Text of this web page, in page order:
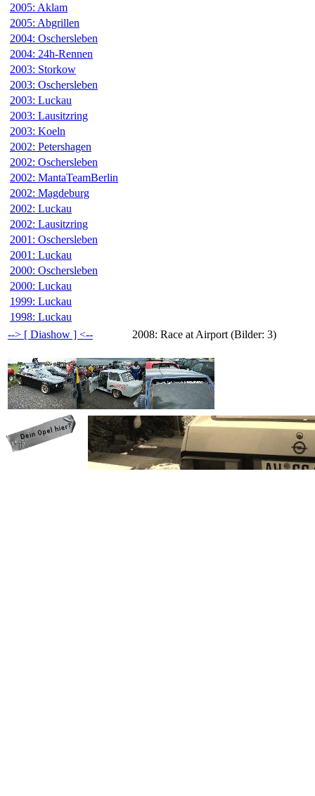
2005: Aklam
2005: Abgrillen
2004: Oschersleben
2004: 24h-Rennen
2003: Storkow
2003: Oschersleben
2003: Luckau
2003: Lausitzring
2003: Koeln
2002: Petershagen
2002: Oschersleben
2002: MantaTeamBerlin
2002: Magdeburg
2002: Luckau
2002: Lausitzring
2001: Oschersleben
2001: Luckau
2000: Oschersleben
2000: Luckau
1999: Luckau
1998: Luckau
2008: Race at Airport (Bilder: 3)
--> [ Diashow ] <--